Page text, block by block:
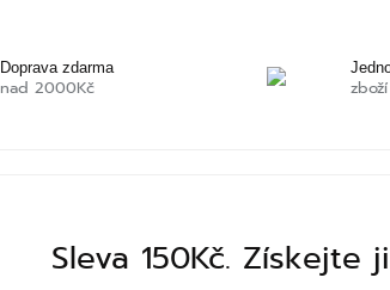
Doprava zdarma
nad 2000Kč
Sleva 150Kč. Získejte